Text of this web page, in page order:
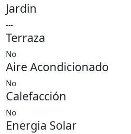
Jardin
---
Terraza
No
Aire Acondicionado
No
Calefacción
No
Energia Solar